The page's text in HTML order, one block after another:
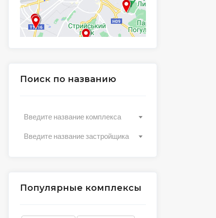
Поиск по названию
Введите название комплекса
Введите название застройщика
Популярные комплексы